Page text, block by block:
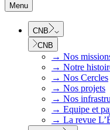
Menu
CNB
CNB
→ Nos
→ Notre
→ Nos Cercles
→ Nos projets
→ Nos
→ Equipe et
→ La revue